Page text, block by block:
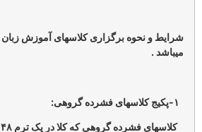
کلاسهای آموزش زبان که هم اکنون در